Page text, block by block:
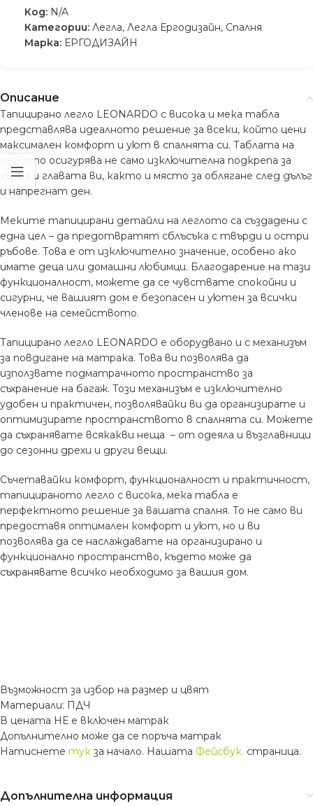
Код: N/A
Категории: Легла, Легла Ергодизайн, Спалня
Марка: ЕРГОДИЗАЙН
Описание
Тапицирано легло LEONARDO с висока и мека табла
представлява идеалното решение за всеки, който цени
максимален комфорт и уют в спалнята си. Таблата на
леглото осигурява не само изключителна подкрепа за
гърба и главата ви, както и място за облягане след дълъг
и напрегнат ден.
Меките тапицирани детайли на леглото са създадени с
една цел – да предотвратят сблъсъка с твърди и остри
ръбове. Това е от изключително значение, особено ако
имате деца или домашни любимци. Благодарение на тази
функционалност, можете да се чувствате спокойни и
сигурни, че вашият дом е безопасен и уютен за всички
членове на семейството.
Тапицирано легло LEONARDO е оборудвано и с механизъм
за повдигане на матрака. Това ви позволява да
използвате подматрачното пространство за
съхранение на багаж. Този механизъм е изключително
удобен и практичен, позволявайки ви да организирате и
оптимизирате пространството в спалнята си. Можете
да съхранявате всякакви неща – от одеяла и възглавници
до сезонни дрехи и други вещи.
Съчетавайки комфорт, функционалност и практичност,
тапицираното легло с висока, мека табла е
перфектното решение за вашата спалня. То не само ви
предоставя оптимален комфорт и уют, но и ви
позволява да се наслаждавате на организирано и
функционално пространство, където може да
съхранявате всичко необходимо за вашия дом.
Възможност за избор на размер и цвят
Материали: ПДЧ
В цената НЕ е включен матрак
Допълнително може да се поръча матрак
Натиснете тук за начало. Нашата Фейсбук. страница.
Допълнителна информация